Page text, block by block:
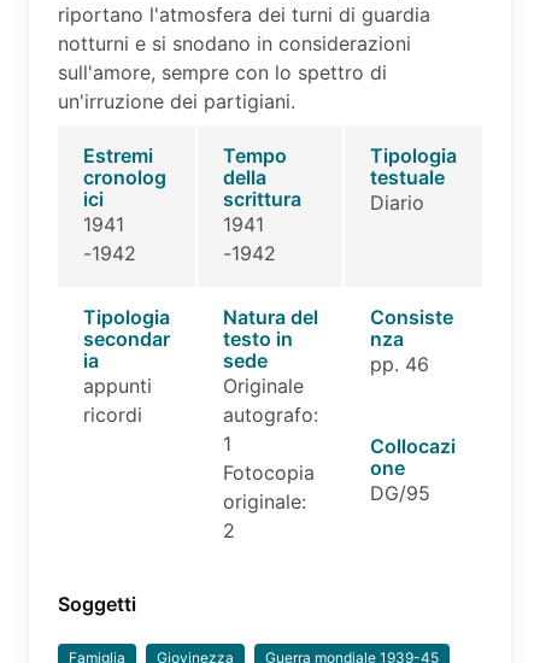
riportano l'atmosfera dei turni di guardia
notturni e si snodano in considerazioni
sull'amore, sempre con lo spettro di
un'irruzione dei partigiani.
Estremi
cronolog
ici
1941
-1942
Tempo
della
scrittura
1941
-1942
Tipologia
testuale
Diario
Tipologia
secondar
ia
appunti
ricordi
Natura del
testo in
sede
Originale
autografo:
1
Fotocopia
originale:
2
Consiste
nza
pp. 46
Collocazi
one
DG/95
Soggetti
Famiglia Giovinezza Guerra mondiale 1939-45